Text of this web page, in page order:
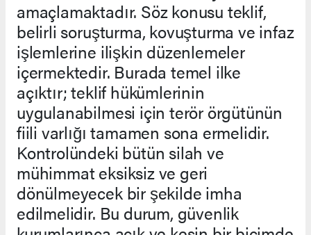
amaçlamaktadır. Söz konusu teklif,
belirli soruşturma, kovuşturma ve infaz
işlemlerine ilişkin düzenlemeler
içermektedir. Burada temel ilke
açıktır; teklif hükümlerinin
uygulanabilmesi için terör örgütünün
fiili varlığı tamamen sona ermelidir.
Kontrolündeki bütün silah ve
mühimmat eksiksiz ve geri
dönülmeyecek bir şekilde imha
edilmelidir. Bu durum, güvenlik